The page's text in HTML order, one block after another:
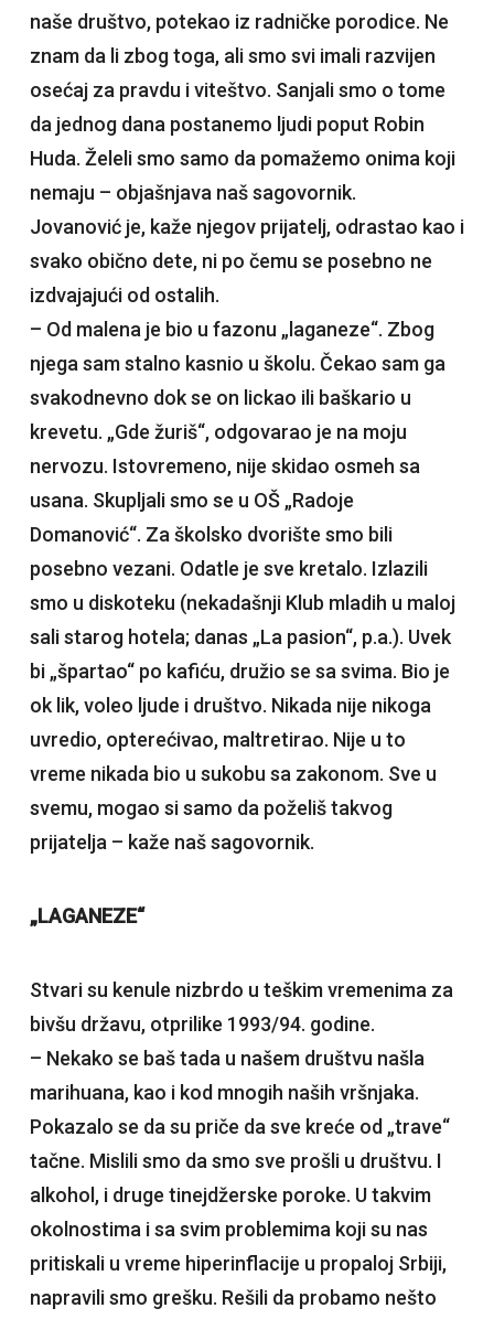
naše društvo, potekao iz radničke porodice. Ne
znam da li zbog toga, ali smo svi imali razvijen
osećaj za pravdu i viteštvo. Sanjali smo o tome
da jednog dana postanemo ljudi poput Robin
Huda. Želeli smo samo da pomažemo onima koji
nemaju – objašnjava naš sagovornik.
Jovanović je, kaže njegov prijatelj, odrastao kao i
svako obično dete, ni po čemu se posebno ne
izdvajajući od ostalih.
– Od malena je bio u fazonu „laganeze“. Zbog
njega sam stalno kasnio u školu. Čekao sam ga
svakodnevno dok se on lickao ili baškario u
krevetu. „Gde žuriš“, odgovarao je na moju
nervozu. Istovremeno, nije skidao osmeh sa
usana. Skupljali smo se u OŠ „Radoje
Domanović“. Za školsko dvorište smo bili
posebno vezani. Odatle je sve kretalo. Izlazili
smo u diskoteku (nekadašnji Klub mladih u maloj
sali starog hotela; danas „La pasion“, p.a.). Uvek
bi „špartao“ po kafiću, družio se sa svima. Bio je
ok lik, voleo ljude i društvo. Nikada nije nikoga
uvredio, opterećivao, maltretirao. Nije u to
vreme nikada bio u sukobu sa zakonom. Sve u
svemu, mogao si samo da poželiš takvog
prijatelja – kaže naš sagovornik.
„LAGANEZE“
Stvari su kenule nizbrdo u teškim vremenima za
bivšu državu, otprilike 1993/94. godine.
– Nekako se baš tada u našem društvu našla
marihuana, kao i kod mnogih naših vršnjaka.
Pokazalo se da su priče da sve kreće od „trave“
tačne. Mislili smo da smo sve prošli u društvu. I
alkohol, i druge tinejdžerske poroke. U takvim
okolnostima i sa svim problemima koji su nas
pritiskali u vreme hiperinflacije u propaloj Srbiji,
napravili smo grešku. Rešili da probamo nešto